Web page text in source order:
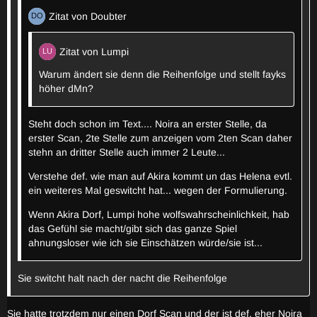
Zitat von Leon
Fände ich zu viel Meinung für nen Bobbie-Wolf
Alle so: wow viel text für wenig inhalt
Leon so: wow ganz schön viel Meinung xD
Zitat von Leon
sie das so schreibt, wenn sie mit Echsenmensch FMLii
zusammen im Rudel ist.
seh ich auch nicht so. Für mich wirkte es bisschen wie jetzt
noch wilde theorie aufstellen, warum fmlii dorf sein kann und
Zitat von Doubter
Zitat von Lumpi
Warum ändert sie denn die Reihenfolge und stellt fayks
höher dMn?
Steht doch schon im Text.... Noira an erster Stelle, da
erster Scan, 2te Stelle zum anzeigen vom 2ten Scan daher
stehn an dritter Stelle auch immer 2 Leute...
Verstehe def. wie man auf Akira kommt un das Helena evtl.
ein weiteres Mal geswitcht hat... wegen der Formulierung.
Wenn Akira Dorf, Lumpi hohe wolfswahrscheinlichkeit, hab
das Gefühl sie macht/gibt sich das ganze Spiel
ahnungsloser wie ich sie Einschätzen würde/sie ist...
Sie switcht halt nach der nacht die Reihenfolge
Sie hatte trotzdem nur einen Dorf Scan und der ist def. eher Noira